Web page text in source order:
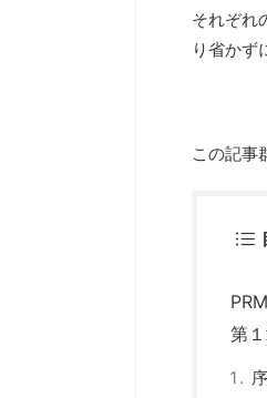
それぞれ
り省かず
この記事
第